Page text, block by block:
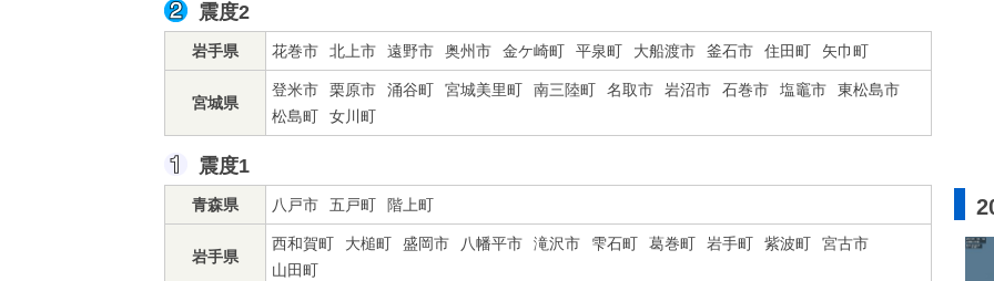
震度2
岩手県 花巻市 北上市 遠野市 奥州市 金ケ崎町 平泉町 大船渡市 釜石市 住田町 矢巾町
宮城県
登米市 栗原市 涌谷町 宮城美里町 南三陸町 名取市 岩沼市 石巻市 塩竈市
東松島市
松島町
女川町
震度1
青森県 八戸市 五戸町 階上町
岩手県
西和賀町 大槌町 盛岡市 八幡平市 滝沢市 雫石町 葛巻町 岩手町 紫波町
宮古市
山田町